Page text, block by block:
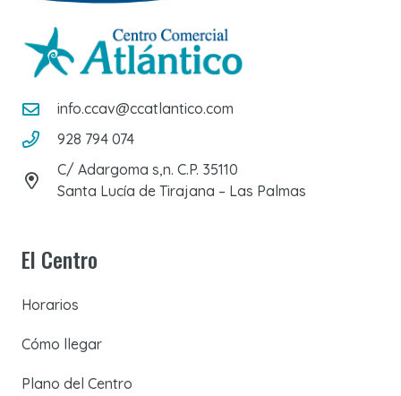
info.ccav@ccatlantico.com
928 794 074
C/ Adargoma s,n. C.P. 35110
Santa Lucía de Tirajana – Las Palmas
El Centro
Horarios
Cómo llegar
Plano del Centro